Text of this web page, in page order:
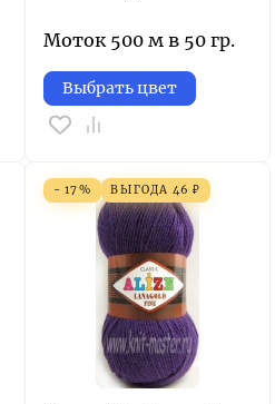
Моток 500 м в 50 гр.
Выбрать цвет
- 17% ВЫГОДА 46 ₽